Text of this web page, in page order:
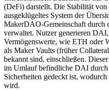
(DeFi) darstellt. Die Stabilität
ausgeklügeltes System der
MakerDAO-Gemeinschaft durch
verwaltet. Nutzer generieren
Vermögenswerte, wie ETH oder
als Maker Vaults (früher
bekannt sind, einschließen.
im Umlauf befindliche DAI durch
Sicherheiten gedeckt ist,
wird.